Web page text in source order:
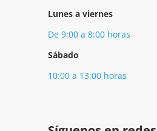
Lunes a viernes
De 9:00 a 8:00 horas
Sábado
10:00 a 13:00 horas